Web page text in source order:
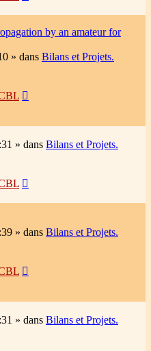
by an amateur for
» dans Bilans et Projets.
» dans Bilans et Projets.
» dans Bilans et Projets.
» dans Bilans et Projets.